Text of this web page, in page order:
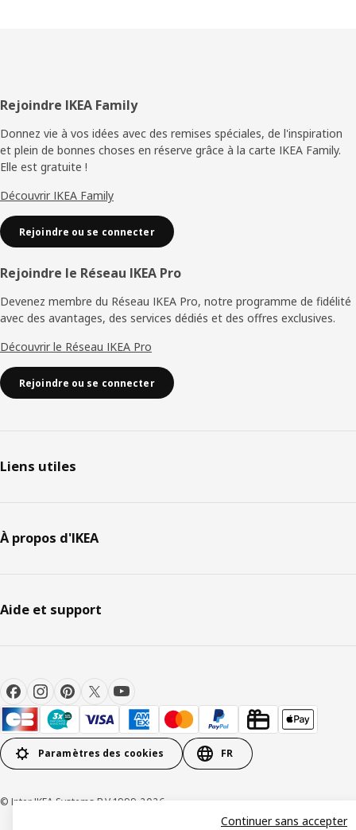
Pied
de
page
Rejoindre IKEA Family
Donnez vie à vos idées avec des remises spéciales, de l'inspiration
et plein de bonnes choses en réserve grâce à la carte IKEA Family.
Elle est gratuite !
Découvrir IKEA Family
Rejoindre ou se connecter
Rejoindre le Réseau IKEA Pro
Devenez membre du Réseau IKEA Pro, notre programme de fidélité
avec des avantages, des services dédiés et des offres exclusives.
Découvrir le Réseau IKEA Pro
Rejoindre ou se connecter
Liens utiles
À propos d'IKEA
Aide et support
Paramètres des cookies FR
© Inter IKEA Systems B.V 1999-2026
Continuer sans accepter